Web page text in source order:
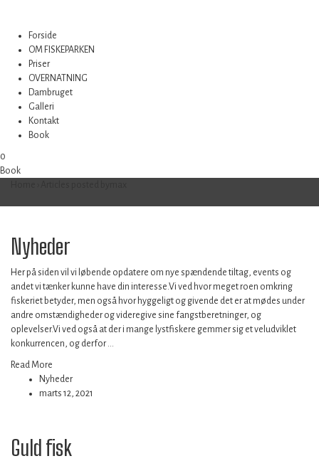
Forside
OM FISKEPARKEN
Priser
OVERNATNING
Dambruget
Galleri
Kontakt
Book
0
Book
Nyheder
Her på siden vil vi løbende opdatere om nye spændende tiltag, events og
andet vi tænker kunne have din interesse.Vi ved hvor meget roen omkring
fiskeriet betyder, men også hvor hyggeligt og givende det er at mødes under
andre omstændigheder og videregive sine fangstberetninger, og
oplevelser.Vi ved også at der i mange lystfiskere gemmer sig et veludviklet
konkurrencen, og derfor …
Read More
Nyheder
marts 12, 2021
Guld fisk